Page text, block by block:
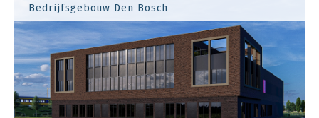
Bedrijfsgebouw Den Bosch